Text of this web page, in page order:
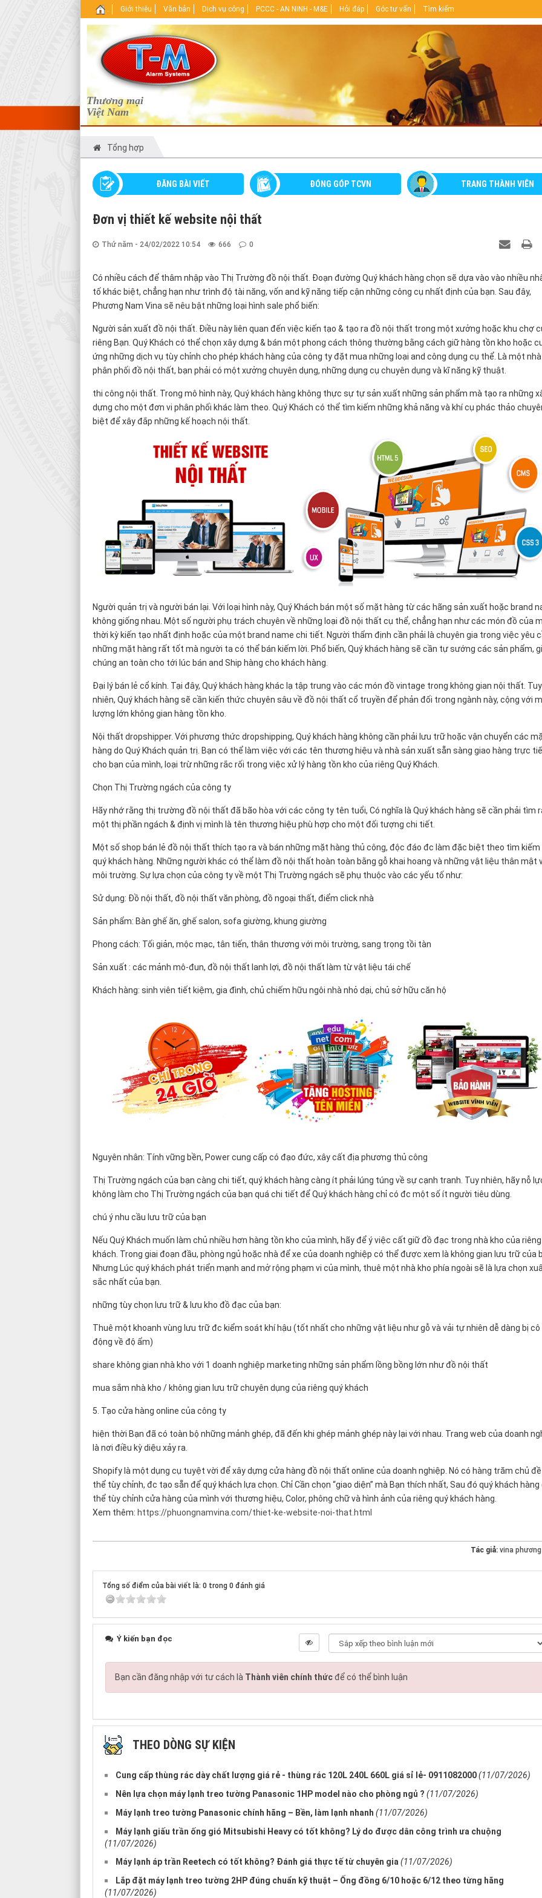
Thương mại
Việt Nam
. Giới thiệu Văn bản Dịch vụ công PCCC - AN NINH - M&E Hỏi đáp Góc tư vấn Tìm kiếm
Tổng hợp
ĐĂNG BÀI VIẾT ĐÓNG GÓP TCVN TRANG THÀNH VIÊN
Đơn vị thiết kế website nội thất
Thứ năm - 24/02/2022 10:54 666 0
Có nhiều cách để thâm nhập vào Thị Trường đồ nội thất. Đoạn đường Quý khách hàng chọn sẽ dựa vào vào nhiều
tố khác biệt, chẳng hạn như trình độ tài năng, vốn and kỹ năng tiếp cận những công cụ nhất định của bạn. Sau đây,
Phương Nam Vina sẽ nêu bật những loại hình sale phổ biến:
Người sản xuất đồ nội thất. Điều này liên quan đến việc kiến tạo & tạo ra đồ nội thất trong một xưởng hoặc khu chợ
riêng Bạn. Quý Khách có thể chọn xây dựng & bán một phong cách thông thường bằng cách giữ hàng tồn kho hoặc
ứng những dịch vụ tùy chỉnh cho phép khách hàng của công ty đặt mua những loại and công dụng cụ thể. Là một nhà
phân phối đồ nội thất, bạn phải có một xưởng chuyên dụng, những dụng cụ chuyên dụng và kĩ năng kỹ thuật.
thi công nội thất. Trong mô hình này, Quý khách hàng không thực sự tự sản xuất những sản phẩm mà tạo ra những
dựng cho một đơn vi phân phối khác làm theo. Quý Khách có thể tìm kiếm những khả năng và khí cụ phác thảo
biệt để xây đắp những kế hoạch nội thất.
Người quản trị và người bán lại. Với loại hình này, Quý Khách bán một số mặt hàng từ các hãng sản xuất hoặc brand
không giống nhau. Một số người phụ trách chuyên về những loại đồ nội thất cụ thể, chẳng hạn như các món đồ của
thời kỳ kiến tạo nhất định hoặc của một brand name chi tiết. Người thẩm định cần phải là chuyên gia trong việc yêu
những mặt hàng rất tốt mà người ta có thể bán kiếm lời. Phổ biến, Quý khách hàng sẽ cần tự sướng các sản phẩm,
chúng an toàn cho tới lúc bán and Ship hàng cho khách hàng.
Đại lý bán lẻ cổ kính. Tại đây, Quý khách hàng khác lạ tập trung vào các món đồ vintage trong không gian nội thất. Tuy
nhiên, Quý khách hàng sẽ cần kiến ​​thức chuyên sâu về đồ nội thất cổ truyền để phản đối trong ngành này, cộng với
lượng lớn không gian hàng tồn kho.
Nội thất dropshipper. Với phương thức dropshipping, Quý khách hàng không cần phải lưu trữ hoặc vận chuyển các
hàng do Quý Khách quản trị. Bạn có thể làm việc với các tên thương hiệu và nhà sản xuất sẵn sàng giao hàng trực
cho bạn của mình, loại trừ những rắc rối trong việc xử lý hàng tồn kho của riêng Quý Khách.
Chọn Thị Trường ngách của công ty
Hãy nhớ rằng thị trường đồ nội thất đã bão hòa với các công ty tên tuổi, Có nghĩa là Quý khách hàng sẽ cần phải tìm
một thị phần ngách & định vị mình là tên thương hiệu phù hợp cho một đối tượng chi tiết.
Một số shop bán lẻ đồ nội thất thích tạo ra và bán những mặt hàng thủ công, độc đáo đc làm đặc biệt theo tìm kiếm
quý khách hàng. Những người khác có thể làm đồ nội thất hoàn toàn bằng gỗ khai hoang và những vật liệu thân mật
môi trường. Sự lựa chọn của công ty về một Thị Trường ngách sẽ phụ thuộc vào các yếu tố như:
Sử dụng: Đồ nội thất, đồ nội thất văn phòng, đồ ngoại thất, điểm click nhà
Sản phẩm: Bàn ghế ăn, ghế salon, sofa giường, khung giường
Phong cách: Tối giản, mộc mạc, tân tiến, thân thương với môi trường, sang trọng tồi tàn
Sản xuất : các mảnh mô-đun, đồ nội thất lanh lợi, đồ nội thất làm từ vật liệu tái chế
Khách hàng: sinh viên tiết kiệm, gia đình, chủ chiếm hữu ngôi nhà nhỏ dại, chủ sở hữu căn hộ
Nguyên nhân: Tính vững bền, Power cung cấp có đạo đức, xây cất địa phương thủ công
Thị Trường ngách của bạn càng chi tiết, quý khách hàng càng ít phải lúng túng về sự cạnh tranh. Tuy nhiên, hãy nỗ
không làm cho Thị Trường ngách của bạn quá chi tiết để Quý khách hàng chỉ có đc một số ít người tiêu dùng.
chú ý nhu cầu lưu trữ của bạn
Nếu Quý Khách muốn làm chủ nhiều hơn hàng tồn kho của mình, hãy để ý việc cất giữ đồ đạc trong nhà kho của
khách. Trong giai đoạn đầu, phòng ngủ hoặc nhà để xe của doanh nghiệp có thể được xem là không gian lưu trữ của
Nhưng Lúc quý khách phát triển mạnh and mở rộng phạm vi của mình, thuê một nhà kho phía ngoài sẽ là lựa chọn
sắc nhất của bạn.
những tùy chọn lưu trữ & lưu kho đồ đạc của bạn:
Thuê một khoanh vùng lưu trữ đc kiểm soát khí hậu (tốt nhất cho những vật liệu như gỗ và vải tự nhiên dễ dàng bị cô
động về độ ẩm)
share không gian nhà kho với 1 doanh nghiệp marketing những sản phẩm lồng bồng lớn như đồ nội thất
mua sắm nhà kho / không gian lưu trữ chuyên dụng của riêng quý khách
5. Tạo cửa hàng online của công ty
hiện thời Bạn đã có toàn bộ những mảnh ghép, đã đến khi ghép mảnh ghép này lại với nhau. Trang web của doanh
là nơi điều kỳ diệu xảy ra.
Shopify là một dụng cụ tuyệt vời để xây dựng cửa hàng đồ nội thất online của doanh nghiệp. Nó có hàng trăm chủ
thể tùy chỉnh, đc tạo sẵn để quý khách lựa chọn. Chỉ Cần chọn “giao diện” mà Bạn thích nhất, Sau đó quý khách hàng
thể tùy chỉnh cửa hàng của mình với thương hiệu, Color, phông chữ và hình ảnh của riêng quý khách hàng.
Xem thêm: https://phuongnamvina.com/thiet-ke-website-noi-that.html
Tác giả: vina
Tổng số điểm của bài viết là: 0 trong 0 đánh giá
Ý kiến bạn đọc
Bạn cần đăng nhập với tư cách là Thành viên chính thứcđể có thể bình luận
THEO DÒNG SỰ KIỆN
Cung cấp thùng rác dày chất lượng giá rẻ - thùng rác 120L 240L 660L giá sỉ lẻ- 0911082000(11/07/2026)
Nên lựa chọn máy lạnh treo tường Panasonic 1HP model nào cho phòng ngủ ? (11/07/2026)
Máy lạnh treo tường Panasonic chính hãng – Bền, làm lạnh nhanh (11/07/2026)
Máy lạnh giấu trần ống gió Mitsubishi Heavy có tốt không? Lý do được dân công trình ưa chuộng
(11/07/2026)
Máy lạnh áp trần Reetech có tốt không? Đánh giá thực tế từ chuyên gia (11/07/2026)
Lắp đặt máy lạnh treo tường 2HP đúng chuẩn kỹ thuật – Ống đồng 6/10 hoặc 6/12 theo từng hãng
(11/07/2026)